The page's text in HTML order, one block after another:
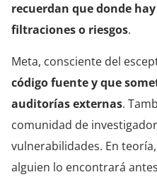
recuerdan que donde
filtraciones o riesgos.
Meta, consciente del
código fuente y que
auditorías externas.
comunidad de
vulnerabilidades. En
alguien lo encontrará